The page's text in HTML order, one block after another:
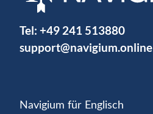
Tel: +49 241 513880
support@navigium.online
Navigium für Englisch